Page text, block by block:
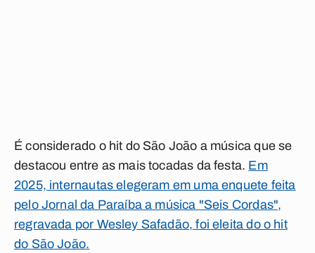
É considerado o hit do São João a música que se
destacou entre as mais tocadas da festa. Em
2025, internautas elegeram em uma enquete feita
pelo Jornal da Paraíba a música "Seis Cordas",
regravada por Wesley Safadão, foi eleita do o hit
do São João.